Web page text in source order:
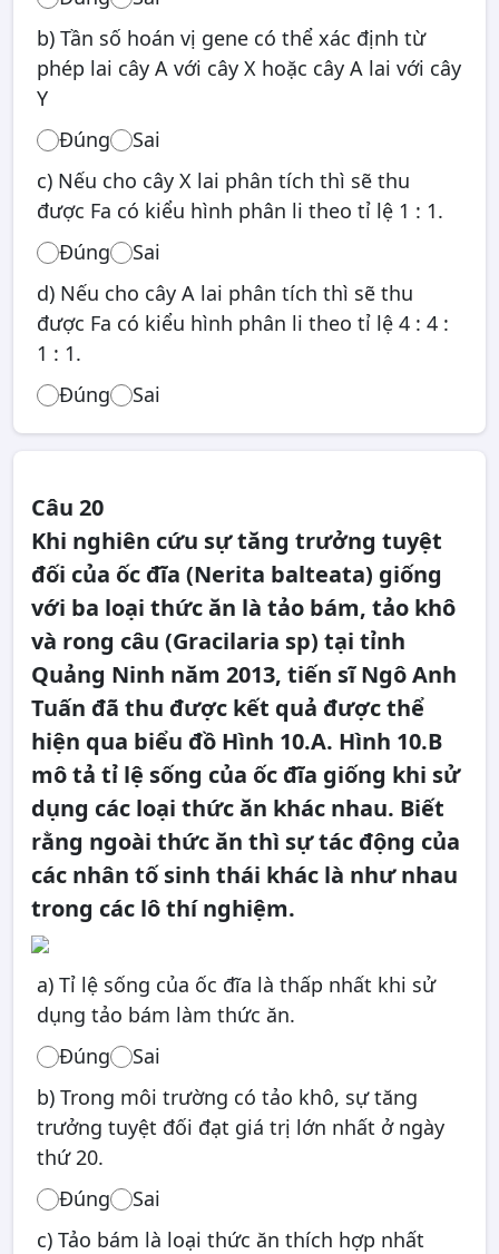
b) Tần số hoán vị gene có thể xác định từ
phép lai cây A với cây X hoặc cây A lai với cây
Y
Đúng
Sai
c) Nếu cho cây X lai phân tích thì sẽ thu
được Fa có kiểu hình phân li theo tỉ lệ 1 : 1.
Đúng
Sai
d) Nếu cho cây A lai phân tích thì sẽ thu
được Fa có kiểu hình phân li theo tỉ lệ 4 : 4 :
1 : 1.
Đúng
Sai
Câu 20
Khi nghiên cứu sự tăng trưởng tuyệt
đối của ốc đĩa (Nerita balteata) giống
với ba loại thức ăn là tảo bám, tảo khô
và rong câu (Gracilaria sp) tại tỉnh
Quảng Ninh năm 2013, tiến sĩ Ngô Anh
Tuấn đã thu được kết quả được thể
hiện qua biểu đồ Hình 10.A. Hình 10.B
mô tả tỉ lệ sống của ốc đĩa giống khi sử
dụng các loại thức ăn khác nhau. Biết
rằng ngoài thức ăn thì sự tác động của
các nhân tố sinh thái khác là như nhau
trong các lô thí nghiệm.
a) Tỉ lệ sống của ốc đĩa là thấp nhất khi sử
dụng tảo bám làm thức ăn.
Đúng
Sai
b) Trong môi trường có tảo khô, sự tăng
trưởng tuyệt đối đạt giá trị lớn nhất ở ngày
thứ 20.
Đúng
Sai
c) Tảo bám là loại thức ăn thích hợp nhất